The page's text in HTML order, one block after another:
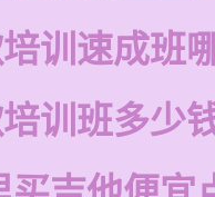
训速成班
训班多少